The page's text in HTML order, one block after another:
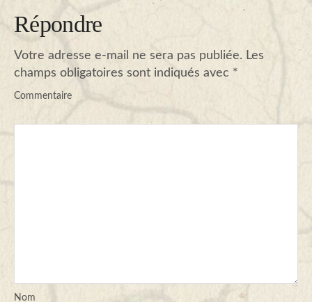
Répondre
Votre adresse e-mail ne sera pas publiée. Les
champs obligatoires sont indiqués avec *
Commentaire
Nom